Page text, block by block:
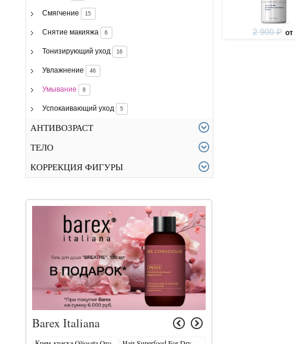
Смягчение 15
Снятие макияжа 6
Тонизирующий уход 16
Увлажнение 46
Умывание 8
Успокаивающий уход 5
АНТИВОЗРАСТ
ТЕЛО
КОРРЕКЦИЯ ФИГУРЫ
Barex Italiana
2 900 ₽ от